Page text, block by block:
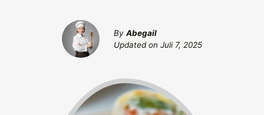
By Abegail
Updated on Juli 7, 2025